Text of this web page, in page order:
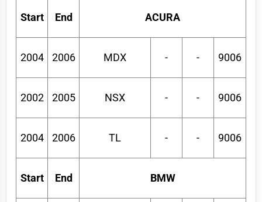
Start End ACURA
2004 2006 MDX - - 9006
2002 2005 NSX - - 9006
2004 2006 TL - - 9006
Start End BMW